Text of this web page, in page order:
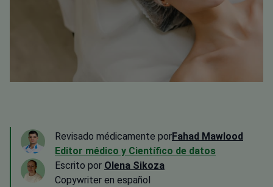
Revisado médicamente porFahad Mawlood
Editor médico y Científico de datos
Escrito por Olena Sikoza
Сopywriter en español